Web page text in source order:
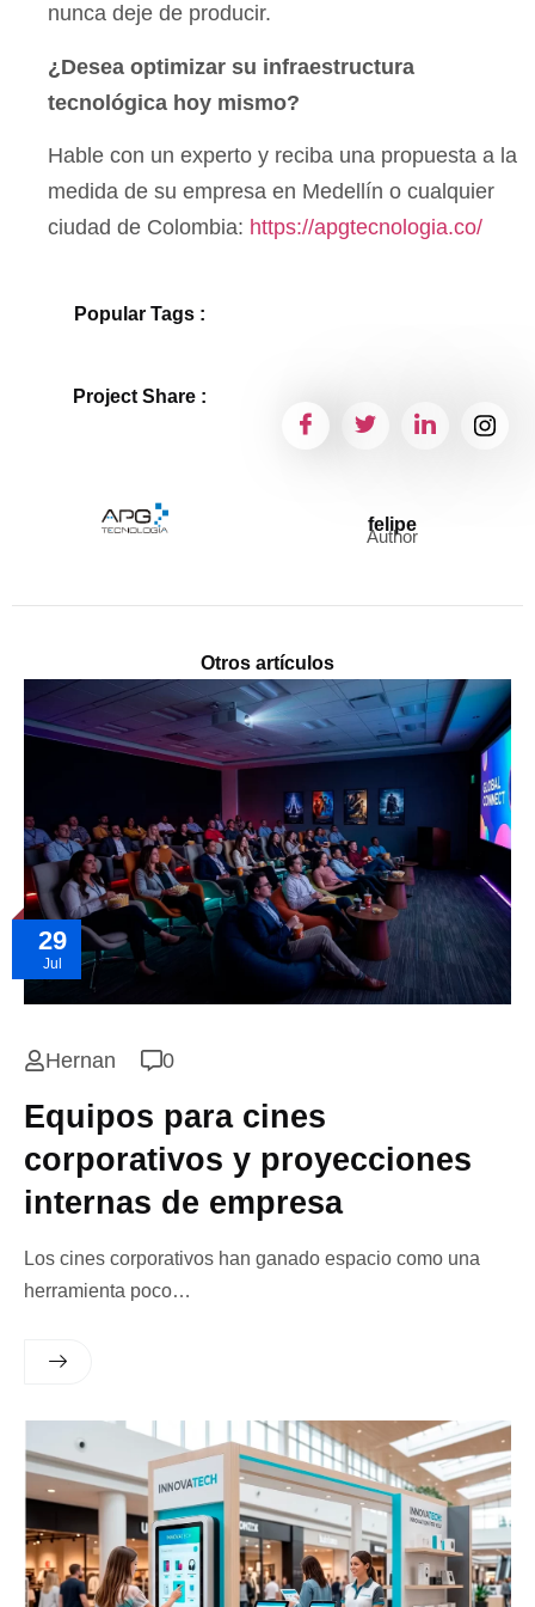
nunca deje de producir.
¿Desea optimizar su infraestructura
tecnológica hoy mismo?
Hable con un experto y reciba una propuesta a la
medida de su empresa en Medellín o cualquier
ciudad de Colombia: https://apgtecnologia.co/
Popular Tags :
Project Share :
felipe
Author
Otros artículos
29
Jul
Hernan 0
Equipos para cines
corporativos y proyecciones
internas de empresa
Los cines corporativos han ganado espacio como una
herramienta poco…